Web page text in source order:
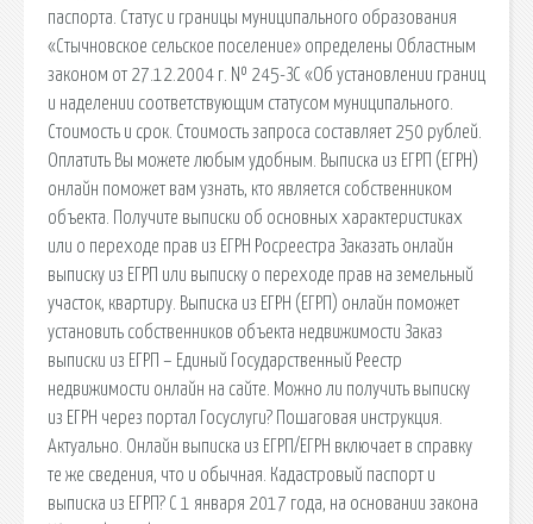
паспорта. Статус и границы муниципального образования
«Стычновское сельское поселение» определены Областным
законом от 27.12.2004 г. № 245-ЗС «Об установлении границ
и наделении соответствующим статусом муниципального.
Стоимость и срок. Стоимость запроса составляет 250 рублей.
Оплатить Вы можете любым удобным. Выписка из ЕГРП (ЕГРН)
онлайн поможет вам узнать, кто является собственником
объекта. Получите выписки об основных характеристиках
или о переходе прав из ЕГРН Росреестра Заказать онлайн
выписку из ЕГРП или выписку о переходе прав на земельный
участок, квартиру. Выписка из ЕГРН (ЕГРП) онлайн поможет
установить собственников объекта недвижимости Заказ
выписки из ЕГРП – Единый Государственный Реестр
недвижимости онлайн на сайте. Можно ли получить выписку
из ЕГРН через портал Госуслуги? Пошаговая инструкция.
Актуально. Онлайн выписка из ЕГРП/ЕГРН включает в справку
те же сведения, что и обычная. Кадастровый паспорт и
выписка из ЕГРП? С 1 января 2017 года, на основании закона